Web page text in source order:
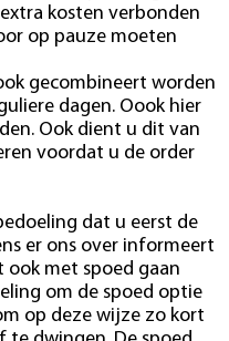
kosten verbonden
op pauze moeten
gecombineert worden
dagen. Oook hier
Ook dient u dit van
voordat u de order
dat u eerst de
er ons over informeert
met spoed gaan
om de spoed optie
op deze wijze zo kort